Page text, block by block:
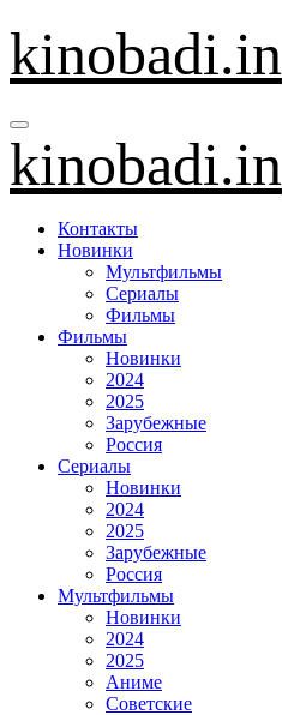
Перейти
содержанию
kinobadi.in
kinobadi.in
Контакты
Новинки
Мультфильмы
Сериалы
Фильмы
Фильмы
Новинки
2024
2025
Зарубежные
Россия
Сериалы
Новинки
2024
2025
Зарубежные
Россия
Мультфильмы
Новинки
2024
2025
Аниме
Советские